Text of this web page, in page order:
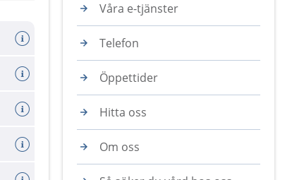
Våra e-tjänster
Telefon
Öppettider
Hitta oss
Om oss